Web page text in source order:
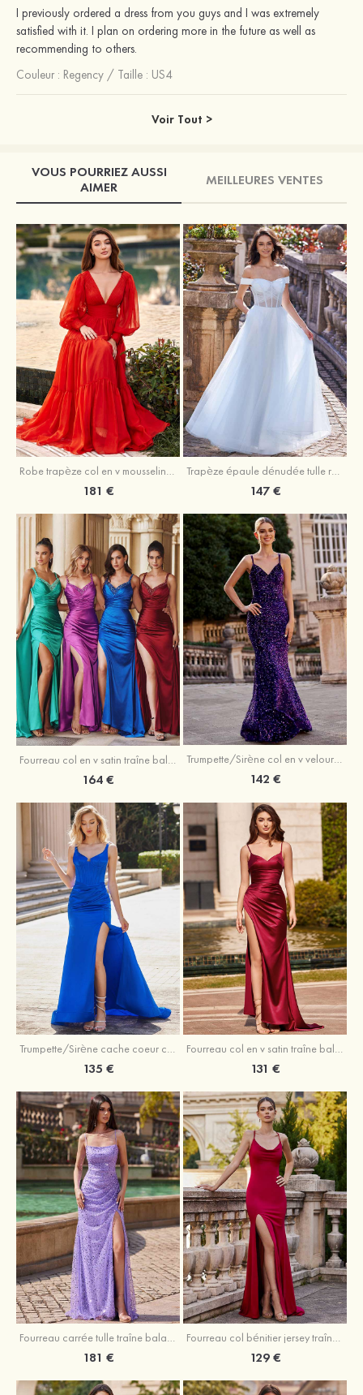
I previously ordered a dress from you guys and I was extremely
satisfied with it. I plan on ordering more in the future as well as
recommending to others.
Couleur : Regency / Taille : US4
Voir Tout >
VOUS POURRIEZ AUSSI
AIMER
MEILLEURES VENTES
181 € 147 €
Fourreau col en v satin traîne balayage robe de bal
164 €
Trumpette/Sirène col en v velours paillettes traîne balayage robe de bal
142 €
Trumpette/Sirène cache coeur charmeuse traîne balayage robe de bal
135 €
Fourreau col en v satin traîne balayage robe de bal
131 €
Fourreau carrée tulle traîne balayage robe de bal
181 €
Fourreau col bénitier jersey traîne balayage robe de bal
129 €